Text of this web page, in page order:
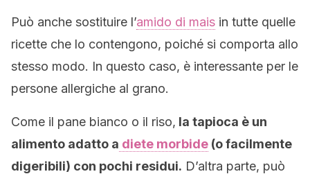
Può anche sostituire l’amido di mais in tutte quelle
ricette che lo contengono, poiché si comporta allo
stesso modo. In questo caso, è interessante per le
persone allergiche al grano.
Come il pane bianco o il riso, la tapioca è un
alimento adatto a diete morbide (o facilmente
digeribili) con pochi residui. D’altra parte, può